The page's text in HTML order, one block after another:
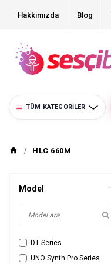
Hakkımızda Blog
TÜM KATEGORILER
HLC 660M
Model
DT Series
UNO Synth Pro Series